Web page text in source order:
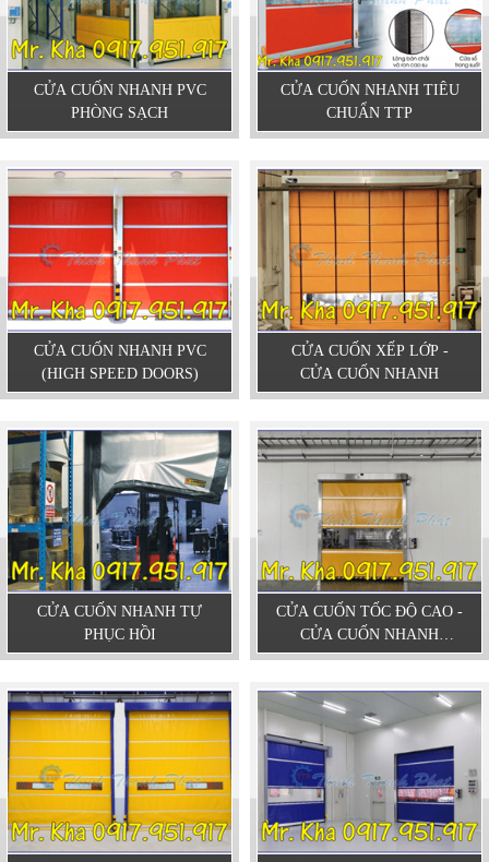
CỬA CUỐN NHANH PVC
PHÒNG SẠCH
CỬA CUỐN NHANH TIÊU
CHUẨN TTP
CỬA CUỐN NHANH PVC
(HIGH SPEED DOORS)
CỬA CUỐN XẾP LỚP -
CỬA CUỐN NHANH
CỬA CUỐN NHANH TỰ
PHỤC HỒI
CỬA CUỐN TỐC ĐỘ CAO -
CỬA CUỐN NHANH
TTPDOOR